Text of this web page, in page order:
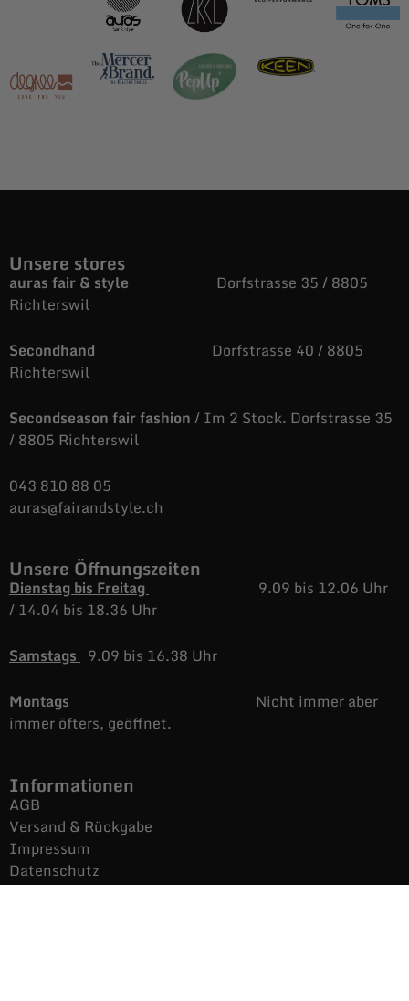
Unsere stores
auras fair & style Dorfstrasse 35 / 8805
Richterswil
Secondhand Dorfstrasse 40 / 8805
Richterswil
Secondseason fair fashion/ Im 2 Stock. Dorfstrasse 35
/ 8805 Richterswil
043 810 88 05
auras@fairandstyle.ch
Unsere Öffnungszeiten
Dienstag bis Freitag
9.09 bis 12.06 Uhr
/14.04 bis 18.36 Uhr
Samstags 9.09 bis 16.38 Uhr
Montags
Nicht immer aber
immer öfters, geöffnet.
Informationen
AGB
Versand & Rückgabe
Impressum
Datenschutz